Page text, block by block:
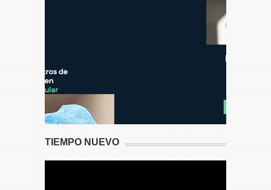
TIEMPO NUEVO